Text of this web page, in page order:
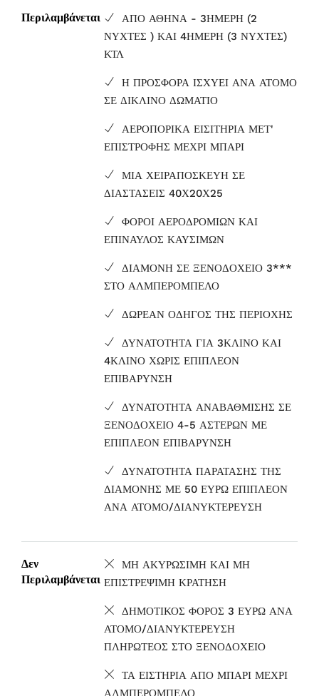
Περιλαμβάνεται
ΑΠΟ ΑΘΗΝΑ - 3ΗΜΕΡΗ (2
ΝΥΧΤΕΣ ) ΚΑΙ 4ΗΜΕΡΗ (3 ΝΥΧΤΕΣ)
ΚΤΛ
Η ΠΡΟΣΦΟΡΑ ΙΣΧΥΕΙ ΑΝΑ ΑΤΟΜΟ
ΣΕ ΔΙΚΛΙΝΟ ΔΩΜΑΤΙΟ
ΑΕΡΟΠΟΡΙΚΑ ΕΙΣΙΤΗΡΙΑ ΜΕΤ'
ΕΠΙΣΤΡΟΦΗΣ ΜΕΧΡΙ ΜΠΑΡΙ
ΜΙΑ ΧΕΙΡΑΠΟΣΚΕΥΗ ΣΕ
ΔΙΑΣΤΑΣΕΙΣ 40Χ20Χ25
ΦΟΡΟΙ ΑΕΡΟΔΡΟΜΙΩΝ ΚΑΙ
ΕΠΙΝΑΥΛΟΣ ΚΑΥΣΙΜΩΝ
ΔΙΑΜΟΝΗ ΣΕ ΞΕΝΟΔΟΧΕΙΟ 3***
ΣΤΟ ΑΛΜΠΕΡΟΜΠΕΛΟ
ΔΩΡΕΑΝ ΟΔΗΓΟΣ ΤΗΣ ΠΕΡΙΟΧΗΣ
ΔΥΝΑΤΟΤΗΤΑ ΓΙΑ 3ΚΛΙΝΟ ΚΑΙ
4ΚΛΙΝΟ ΧΩΡΙΣ ΕΠΙΠΛΕΟΝ
ΕΠΙΒΑΡΥΝΣΗ
ΔΥΝΑΤΟΤΗΤΑ ΑΝΑΒΑΘΜΙΣΗΣ ΣΕ
ΞΕΝΟΔΟΧΕΙΟ 4-5 ΑΣΤΕΡΩΝ ΜΕ
ΕΠΙΠΛΕΟΝ ΕΠΙΒΑΡΥΝΣΗ
ΔΥΝΑΤΟΤΗΤΑ ΠΑΡΑΤΑΣΗΣ ΤΗΣ
ΔΙΑΜΟΝΗΣ ΜΕ 50 ΕΥΡΩ ΕΠΙΠΛΕΟΝ
ΑΝΑ ΑΤΟΜΟ/ΔΙΑΝΥΚΤΕΡΕΥΣΗ
Δεν
Περιλαμβάνεται
ΜΗ ΑΚΥΡΩΣΙΜΗ ΚΑΙ ΜΗ
ΕΠΙΣΤΡΕΨΙΜΗ ΚΡΑΤΗΣΗ
ΔΗΜΟΤΙΚΟΣ ΦΟΡΟΣ 3 ΕΥΡΩ ΑΝΑ
ΑΤΟΜΟ/ΔΙΑΝΥΚΤΕΡΕΥΣΗ
ΠΛΗΡΩΤΕΟΣ ΣΤΟ ΞΕΝΟΔΟΧΕΙΟ
ΤΑ ΕΙΣΤΗΡΙΑ ΑΠΟ ΜΠΑΡΙ ΜΕΧΡΙ
ΑΛΜΠΕΡΟΜΠΕΛΟ